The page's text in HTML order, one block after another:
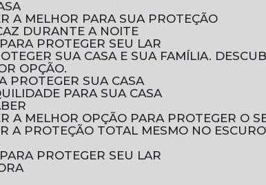
A MELHOR PARA SUA PROTEÇÃO
DURANTE A NOITE
PROTEGER SEU LAR
OPÇÃO.
PROTEGER SUA CASA
PARA SUA CASA
A MELHOR OPÇÃO PARA PROTEGER O
A PROTEÇÃO TOTAL MESMO NO
PROTEGER SEU LAR